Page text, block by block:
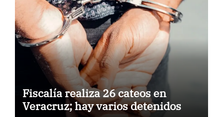
Fiscalía realiza 26 cateos en
Veracruz; hay varios detenidos